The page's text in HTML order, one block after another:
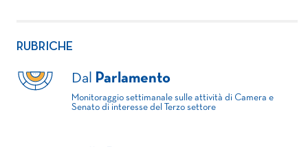
RUBRICHE
Dal Parlamento
Monitoraggio settimanale sulle attività di Camera e
Senato di interesse del Terzo settore